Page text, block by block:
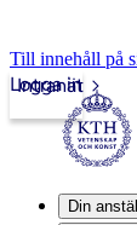
Till innehåll på
Intranät
Logga in
Din